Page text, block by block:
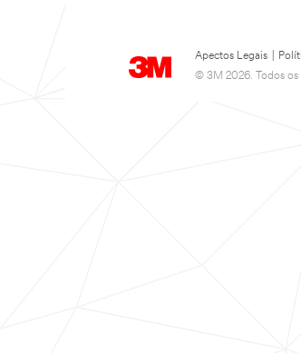
Apectos Legais
© 3M 2026. Todos os